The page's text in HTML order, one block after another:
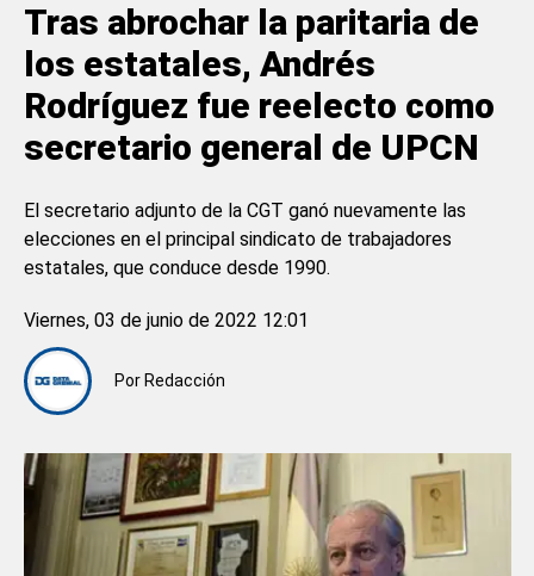
Tras abrochar la paritaria de
los estatales, Andrés
Rodríguez fue reelecto como
secretario general de UPCN
El secretario adjunto de la CGT ganó nuevamente las
elecciones en el principal sindicato de trabajadores
estatales, que conduce desde 1990.
Por Redacción
Viernes, 03 de junio de 2022 12:01